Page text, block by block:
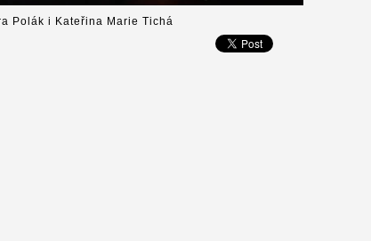
Polák i Kateřina Marie Tichá